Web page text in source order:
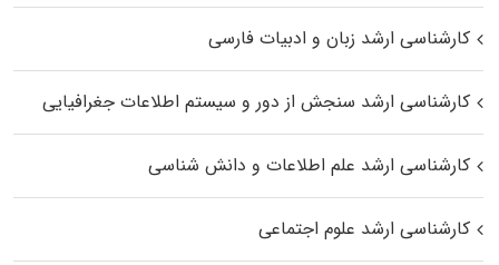
کارشناسی ارشد زبان و ادبیات فارسی
کارشناسی ارشد سنجش از دور و سیستم اطلاعات جغرافیایی
کارشناسی ارشد علم اطلاعات و دانش شناسی
کارشناسی ارشد علوم اجتماعی